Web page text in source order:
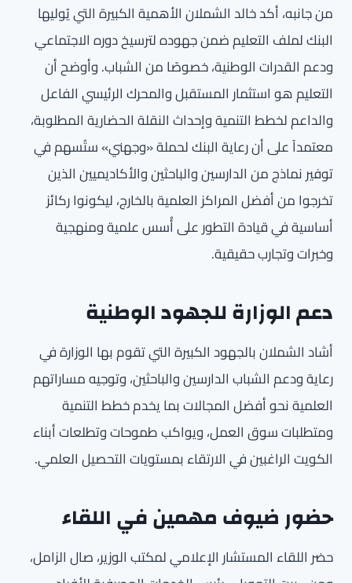
من جانبه، أكد خالد الشملان الأهمية الكبيرة التي يُوليها
البنك لملف التعليم ضمن جهوده لترسيخ دوره الاجتماعي
ودعم القدرات الوطنية، خصوصًا من الشباب. وأوضح أن
التعليم هو استثمار المستقبل والمحرك الرئيسي الفاعل
والداعم لخطط التنمية وإحداث النقلة الحضارية المطلوبة،
معتمداً على أن رعاية البنك لحملة «وجهني» ستُسهم في
توفير نماذج من الدارسين والباحثين والأكاديميين الذين
تخرجوا من أفضل المراكز العلمية بالخارج، ليكونوا ركائز
أساسية في قيادة التطور على أُسس علمية ومنهجية
وخبرات وتجارب حقيقية.
دعم الوزارة للجهود الوطنية
أشاد الشملان بالجهود الكبيرة التي تقوم بها الوزارة في
رعاية ودعم الشباب الدارسين والباحثين، وتوجيه مساراتهم
العلمية نحو أفضل المجالات بما يخدم خطط التنمية
ومتطلبات سوق العمل، ويواكب طموحات وتطلعات أبناء
الكويت الراغبين في الارتقاء بمستويات التحصيل العلمي.
حضور ضيوف مهمين في اللقاء
حضر اللقاء المستشار الإعلامي لمكتب الوزير، صال الزامل،